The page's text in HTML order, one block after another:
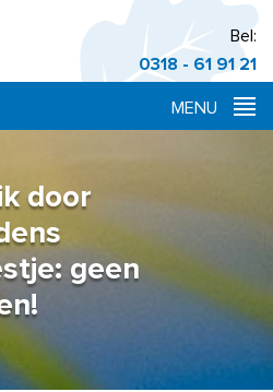
Bel:
0318 - 61 91 21
door
geen